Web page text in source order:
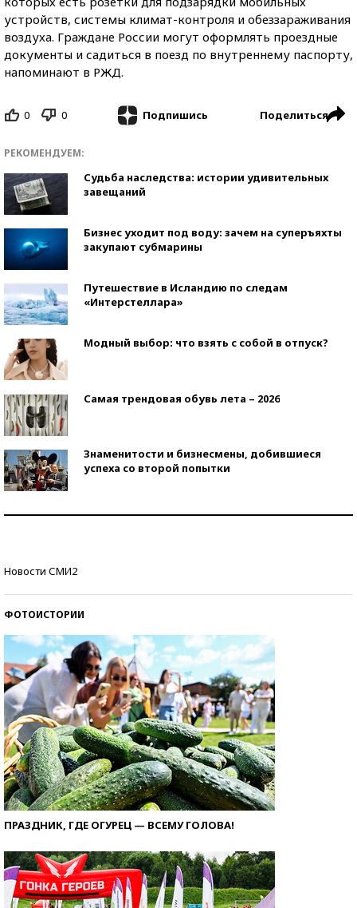
устройств, системы климат-контроля и обеззараживания
воздуха. Граждане России могут оформлять проездные
документы и садиться в поезд по внутреннему паспорту,
напоминают в РЖД.
0 0 Подпишись Поделиться
РЕКОМЕНДУЕМ:
Судьба наследства: истории удивительных
завещаний
Бизнес уходит под воду: зачем на суперъяхты
закупают субмарины
Путешествие в Исландию по следам
«Интерстеллара»
Модный выбор: что взять с собой в отпуск?
Самая трендовая обувь лета – 2026
Знаменитости и бизнесмены, добившиеся
успеха со второй попытки
Новости СМИ2
ФОТОИСТОРИИ
ПРАЗДНИК, ГДЕ ОГУРЕЦ — ВСЕМУ ГОЛОВА!